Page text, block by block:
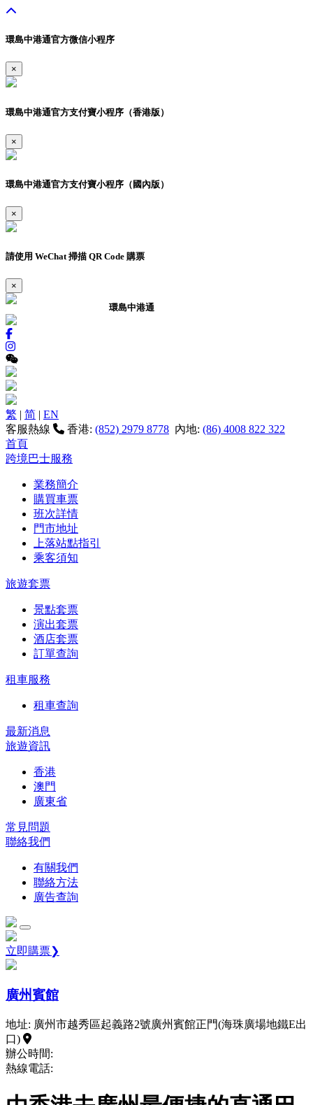
環島中港通官方微信小程序
×
環島中港通官方支付寶小程序（香港版）
×
環島中港通官方支付寶小程序（國內版）
×
請使用 WeChat 掃描 QR Code 購票
×
環島中港通
繁 | 简 | EN
客服熱線
香港: (852) 2979 8778 內地: (86) 4008 822 322
首頁
跨境巴士服務
業務簡介
購買車票
班次詳情
門市地址
上落站點指引
乘客須知
旅遊套票
景點套票
演出套票
酒店套票
訂單查詢
租車服務
租車查詢
最新消息
旅遊資訊
香港
澳門
廣東省
常見問題
聯絡我們
有關我們
聯絡方法
廣告查詢
立即購票❯
廣州賓館
地址: 廣州市越秀區起義路2號廣州賓館正門(海珠廣場地鐵E出
口)
辦公時間:
熱線電話: